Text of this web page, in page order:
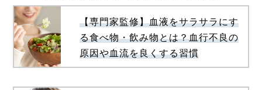
【専門家監修】血液をサラサラにす
る食べ物・飲み物とは？血行不良の
原因や血流を良くする習慣